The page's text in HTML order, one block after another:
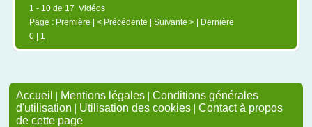
1 - 10 de 17 Vidéos
Page : Première | < Précédente | Suivante > |
Dernière
0
1
Accueil | Mentions légales | Conditions générales
d'utilisation | Utilisation des cookies | Contact à propos
de cette page